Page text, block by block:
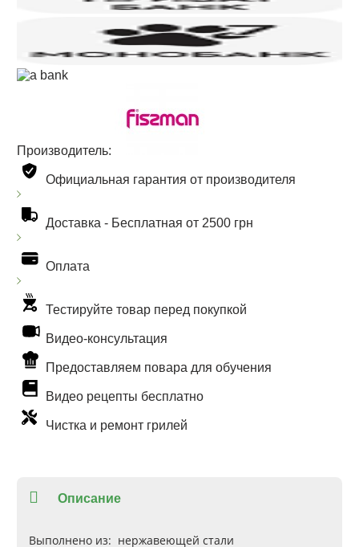
Производитель:
Официальная гарантия от производителя
Доставка - Бесплатная от 2500 грн
Оплата
Тестируйте товар перед покупкой
Видео-консультация
Предоставляем повара для обучения
Видео рецепты бесплатно
Чистка и ремонт грилей
Описание
Выполнено из: нержавеющей стали